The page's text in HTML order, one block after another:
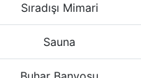
Sıradışı Mimari
Sauna